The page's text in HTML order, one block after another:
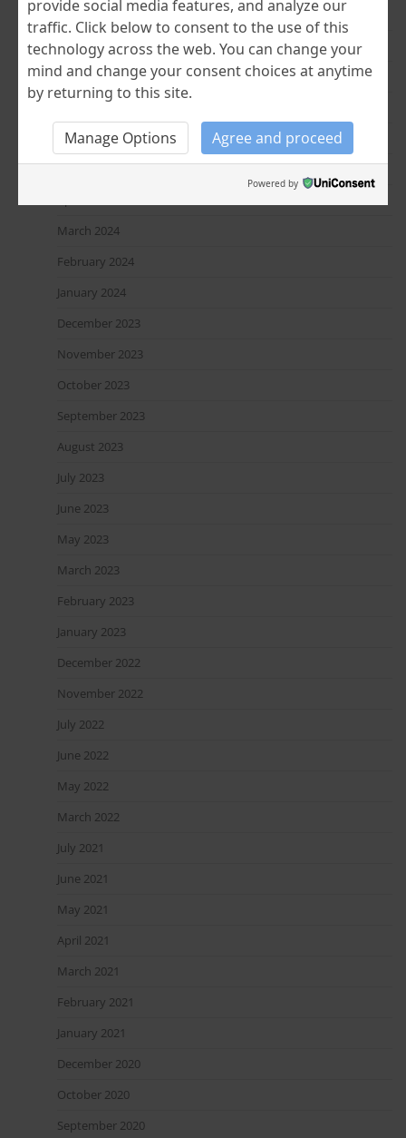
February 2025
January 2025
December 2024
November 2024
July 2024
June 2024
March 2024
February 2024
January 2024
December 2023
November 2023
October 2023
September 2023
August 2023
July 2023
June 2023
May 2023
March 2023
February 2023
January 2023
December 2022
November 2022
July 2022
June 2022
May 2022
March 2022
July 2021
June 2021
May 2021
April 2021
March 2021
February 2021
January 2021
December 2020
October 2020
September 2020
provide social media features, and analyze our
traffic. Click below to consent to the use of this
technology across the web. You can change your
mind and change your consent choices at anytime
by returning to this site.
Manage Options Agree and proceed
Powered by